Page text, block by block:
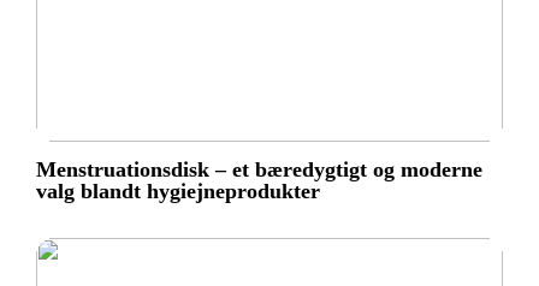
Menstruationsdisk – et bæredygtigt og moderne
valg blandt hygiejneprodukter